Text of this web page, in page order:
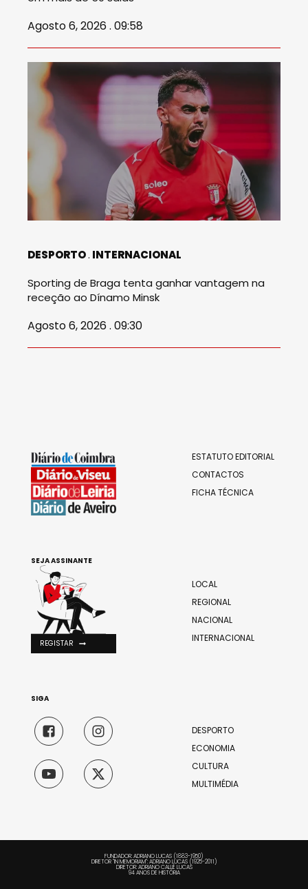
Agosto 6, 2026 . 09:58
DESPORTO INTERNACIONAL
Sporting de Braga tenta ganhar vantagem na
receção ao Dínamo Minsk
Agosto 6, 2026 . 09:30
ESTATUTO EDITORIAL
CONTACTOS
FICHA TÉCNICA
LOCAL
REGIONAL
NACIONAL
INTERNACIONAL
DESPORTO
ECONOMIA
CULTURA
MULTIMÉDIA
SEJA ASSINANTE
REGISTAR
SIGA
FUNDADOR: ADRIANO LUCAS (1883-1950)
DIRETOR "IN MEMORIAM": ADRIANO LUCAS (1925-2011)
DIRETOR: ADRIANO CALLÉ LUCAS
94 ANOS DE HISTÓRIA